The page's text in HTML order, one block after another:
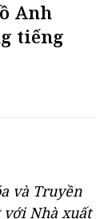
Anh
tiếng
và Truyền
với Nhà xuất